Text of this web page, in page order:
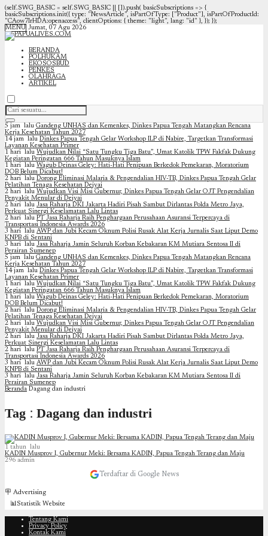
(self.SWG_BASIC = self.SWG_BASIC || []).push( basicSubscriptions => {
basicSubscriptions.init({ type: "NewsArticle", isPartOfType: ["Product"], isPartOfProductId:
"CAow7IrHDA:openaccess", clientOptions: { theme: "light", lang: "id" }, }); });
MENU Jumat, 07 Agu 2026
BERANDA
POLHUKAM
EKOSOSBUD
PENKES
OLAHRAGA
ARTIKEL
5 jam lalu Gandeng UNHAS dan Kemenkes, Dinkes Papua Tengah Matangkan Rencana
Kerja Kesehatan Tahun 2027
14 jam lalu Dinkes Papua Tengah Gelar Workshop ILP di Nabire, Targetkan Transformasi
Layanan Kesehatan Primer
1 hari lalu Wujudkan Nilai “Satu Tungku Tiga Batu”, Umat Katolik TPW Fakfak Dukung
Kegiatan Peringatan 666 Tahun Masuknya Islam
1 hari lalu Wagub Deinas Geley: Hati-Hati Penipuan Berkedok Pemekaran, Moratorium
DOB Belum Dicabut!
2 hari lalu Dorong Eliminasi Malaria & Pengendalian HIV-TB, Dinkes Papua Tengah Gelar
Pelatihan Tenaga Kesehatan Deiyai
2 hari lalu Wujudkan Visi Misi Gubernur, Dinkes Papua Tengah Gelar OJT Pengendalian
Penyakit Menular di Deiyai
2 hari lalu Jasa Raharja DKI Jakarta Hadiri Pisah Sambut Dirlantas Polda Metro Jaya,
Perkuat Sinergi Keselamatan Lalu Lintas
2 hari lalu PT Jasa Raharja Raih Penghargaan Perusahaan Asuransi Terpercaya di
Transportasi Indonesia Awards 2026
3 hari lalu AWP dan Jubi Kecam Oknum Polisi Rusak Alat Kerja Jurnalis Saat Liput Demo
KNPB di Sentani
3 hari lalu Jasa Raharja Jamin Seluruh Korban Kebakaran KM Mutiara Sentosa II di
Perairan Sumenep
5 jam lalu Gandeng UNHAS dan Kemenkes, Dinkes Papua Tengah Matangkan Rencana
Kerja Kesehatan Tahun 2027
14 jam lalu Dinkes Papua Tengah Gelar Workshop ILP di Nabire, Targetkan Transformasi
Layanan Kesehatan Primer
1 hari lalu Wujudkan Nilai “Satu Tungku Tiga Batu”, Umat Katolik TPW Fakfak Dukung
Kegiatan Peringatan 666 Tahun Masuknya Islam
1 hari lalu Wagub Deinas Geley: Hati-Hati Penipuan Berkedok Pemekaran, Moratorium
DOB Belum Dicabut!
2 hari lalu Dorong Eliminasi Malaria & Pengendalian HIV-TB, Dinkes Papua Tengah Gelar
Pelatihan Tenaga Kesehatan Deiyai
2 hari lalu Wujudkan Visi Misi Gubernur, Dinkes Papua Tengah Gelar OJT Pengendalian
Penyakit Menular di Deiyai
2 hari lalu Jasa Raharja DKI Jakarta Hadiri Pisah Sambut Dirlantas Polda Metro Jaya,
Perkuat Sinergi Keselamatan Lalu Lintas
2 hari lalu PT Jasa Raharja Raih Penghargaan Perusahaan Asuransi Terpercaya di
Transportasi Indonesia Awards 2026
3 hari lalu AWP dan Jubi Kecam Oknum Polisi Rusak Alat Kerja Jurnalis Saat Liput Demo
KNPB di Sentani
3 hari lalu Jasa Raharja Jamin Seluruh Korban Kebakaran KM Mutiara Sentosa II di
Perairan Sumenep
Beranda Dagang dan industri
Tag : Dagang dan industri
1 tahun lalu
KADIN Musprov I, Gubernur Meki: Bersama KADIN, Papua Tengah Terang dan Maju
296 admin
Terdaftar di Google News
🪧 Advertising
📊Statistik Website
Tentang Kami
Privacy Policy
Kontak Kami